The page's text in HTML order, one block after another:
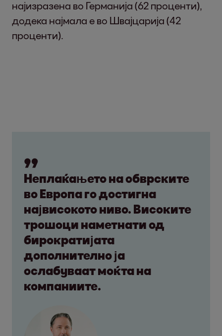
најизразена во Германија (62 проценти),
додека најмала е во Швајцарија (42
проценти).
Неплаќањето на обврските
во Европа го достигна
највисокото ниво. Високите
трошоци наметнати од
бирократијата
дополнително ја
ослабуваат моќта на
компаниите.